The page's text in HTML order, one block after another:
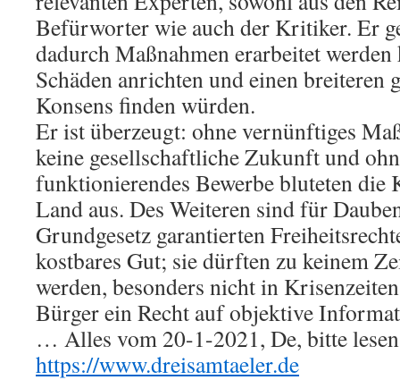
Befürworter wie auch der Kritiker. Er
dadurch Maßnahmen erarbeitet
Schäden anrichten und einen breiteren
Konsens finden würden.
Er ist überzeugt: ohne vernünftiges
keine gesellschaftliche Zukunft und
funktionierendes Bewerbe bluteten die
Land aus. Des Weiteren sind für
Grundgesetz garantierten
kostbares Gut; sie dürften zu keinem
werden, besonders nicht in
Bürger ein Recht auf objektive
… Alles vom 20-1-2021, De, bitte
https://www.dreisamtaeler.de